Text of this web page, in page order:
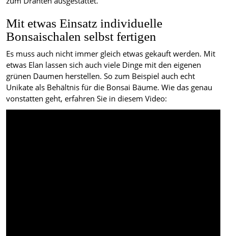
Mit etwas Einsatz individuelle
Bonsaischalen selbst fertigen
Es muss auch nicht immer gleich etwas gekauft werden. Mit
etwas Elan lassen sich auch viele Dinge mit den eigenen
grünen Daumen herstellen. So zum Beispiel auch echt
Unikate als Behältnis für die Bonsai Bäume. Wie das genau
vonstatten geht, erfahren Sie in diesem Video: